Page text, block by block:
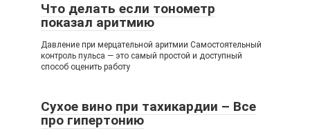
Что делать если тонометр
показал аритмию
Давление при мерцательной аритмии Самостоятельный
контроль пульса — это самый простой и доступный
способ оценить работу
Сухое вино при тахикардии – Все
про гипертонию